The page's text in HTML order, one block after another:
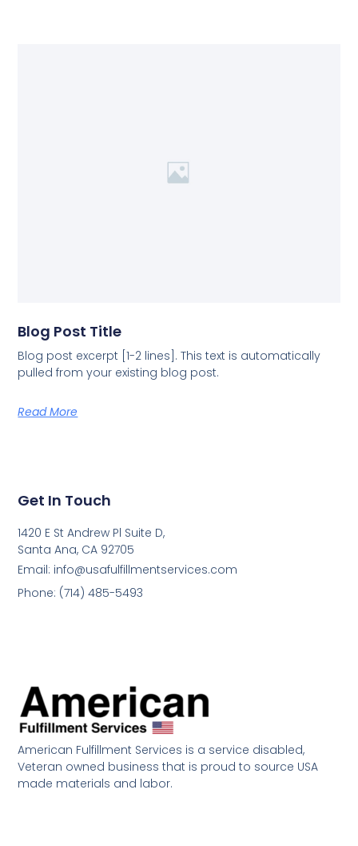
Blog Post Title
Blog post excerpt [1-2 lines]. This text is automatically
pulled from your existing blog post.
Read More
American Fulfillment Services is a service disabled,
Veteran owned business that is proud to source USA
made materials and labor.
Get In Touch
1420 E St Andrew Pl Suite D,
Santa Ana, CA 92705
Email: info@usafulfillmentservices.com
Phone: ‪(714) 485-5493‬